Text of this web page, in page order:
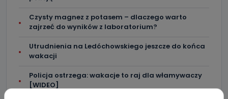
Czysty magnez z potasem – dlaczego warto
zajrzeć do wyników z laboratorium?
Utrudnienia na Ledóchowskiego jeszcze do końca
wakacji
Policja ostrzega: wakacje to raj dla włamywaczy
[WIDEO]